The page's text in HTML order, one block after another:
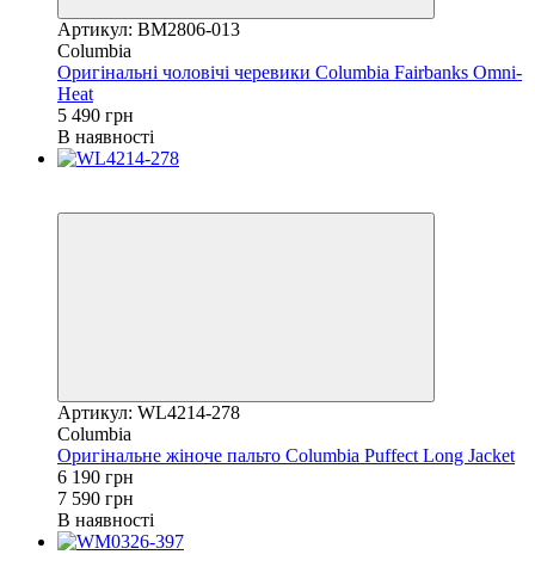
Артикул: BM2806-013
Columbia
Оригінальні чоловічі черевики Columbia Fairbanks Omni-
Heat
5 490 грн
В наявності
Артикул: WL4214-278
Columbia
Оригінальне жіноче пальто Columbia Puffect Long Jacket
6 190 грн
7 590 грн
В наявності